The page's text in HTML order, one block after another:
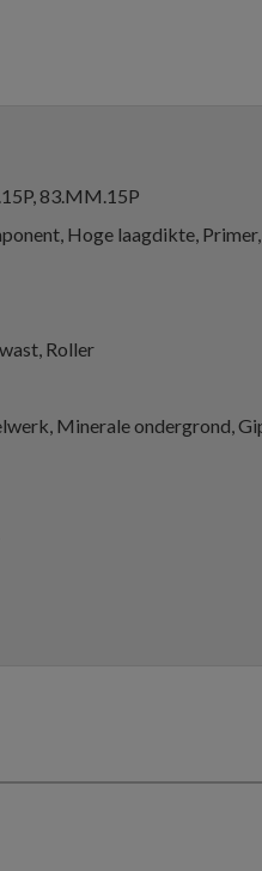
83.MM.15P
Hoge laagdikte,
Roller
Minerale ondergrond,